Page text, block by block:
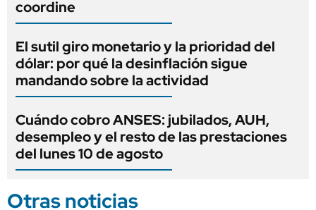
coordine
El sutil giro monetario y la prioridad del
dólar: por qué la desinflación sigue
mandando sobre la actividad
Cuándo cobro ANSES: jubilados, AUH,
desempleo y el resto de las prestaciones
del lunes 10 de agosto
Otras noticias